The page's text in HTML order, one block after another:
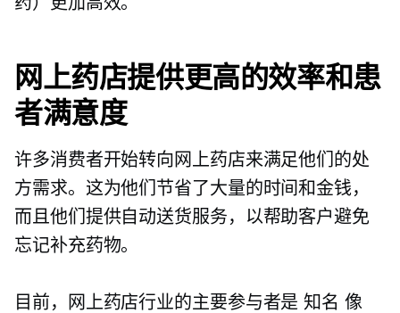
网上药店提供更高的效率和患
者满意度
许多消费者开始转向网上药店来满足他们的处
方需求。这为他们节省了大量的时间和金钱，
而且他们提供自动送货服务，以帮助客户避免
忘记补充药物。
目前，网上药店行业的主要参与者是知名 像